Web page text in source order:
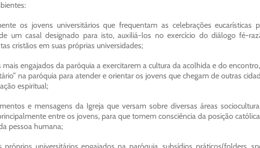
os jovens universitários que frequentam as celebrações eucarísticas
um casal designado para isto, auxiliá-los no exercício do diálogo fé-
cristãos em suas próprias universidades;
engajados da paróquia a exercitarem a cultura da acolhida e do
na paróquia para atender e orientar os jovens que chegam de outras
espiritual;
e mensagens da Igreja que versam sobre diversas áreas
entre os jovens, para que tomem consciência da posição
pessoa humana;